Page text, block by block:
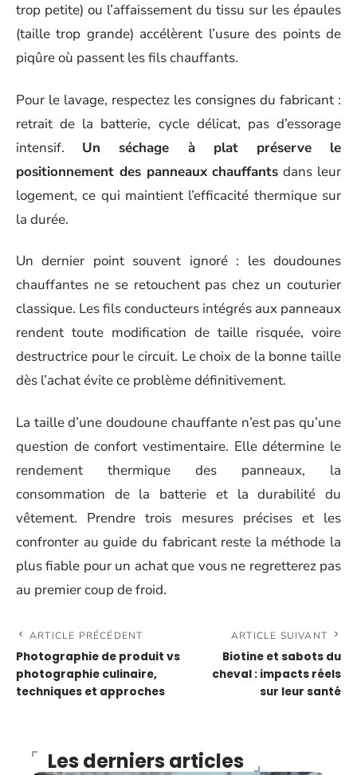
trop petite) ou l’affaissement du tissu sur les épaules
(taille trop grande) accélèrent l’usure des points de
piqûre où passent les fils chauffants.
Pour le lavage, respectez les consignes du fabricant :
retrait de la batterie, cycle délicat, pas d’essorage
intensif. Un séchage à plat préserve le
positionnement des panneaux chauffants dans leur
logement, ce qui maintient l’efficacité thermique sur
la durée.
Un dernier point souvent ignoré : les doudounes
chauffantes ne se retouchent pas chez un couturier
classique. Les fils conducteurs intégrés aux panneaux
rendent toute modification de taille risquée, voire
destructrice pour le circuit. Le choix de la bonne taille
dès l’achat évite ce problème définitivement.
La taille d’une doudoune chauffante n’est pas qu’une
question de confort vestimentaire. Elle détermine le
rendement thermique des panneaux, la
consommation de la batterie et la durabilité du
vêtement. Prendre trois mesures précises et les
confronter au guide du fabricant reste la méthode la
plus fiable pour un achat que vous ne regretterez pas
au premier coup de froid.
ARTICLE PRÉCÉDENT
Photographie de produit vs
photographie culinaire,
techniques et approches
ARTICLE SUIVANT
Biotine et sabots du
cheval : impacts réels
sur leur santé
Les derniers articles